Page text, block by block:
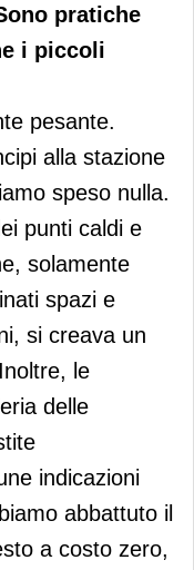
pratiche
i piccoli
pesante.
alla stazione
speso nulla.
punti caldi e
solamente
spazi e
si creava un
le
delle
indicazioni
abbattuto il
a costo zero,